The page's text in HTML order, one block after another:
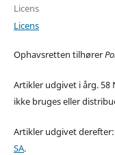
Licens
Licens
Ophavsretten tilhører
Artikler udgivet i årg. 58
ikke bruges eller
Artikler udgivet
SA.